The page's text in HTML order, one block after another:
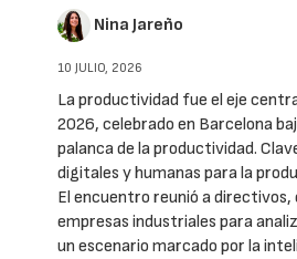
Nina Jareño
10 JULIO, 2026
La productividad fue el eje
2026, celebrado en Barcelona
palanca de la productividad.
digitales y humanas para la
El encuentro reunió a
empresas industriales para
un escenario marcado por la